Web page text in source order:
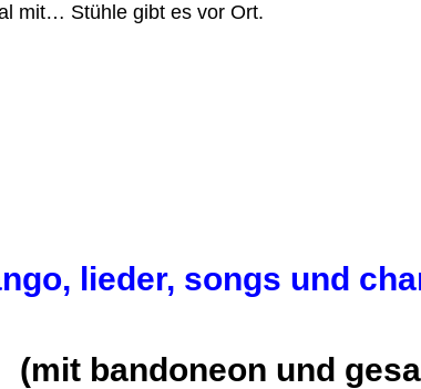
mit… Stühle gibt es vor Ort.
lieder, songs und
gesang um